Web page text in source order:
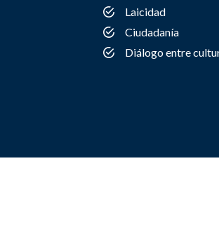
Laicidad
Ciudadanía
Diálogo entre